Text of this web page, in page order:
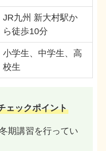
JR九州 新大村駅か
ら徒歩10分
小学生、中学生、高
校生
ェックポイント
期講習を行ってい